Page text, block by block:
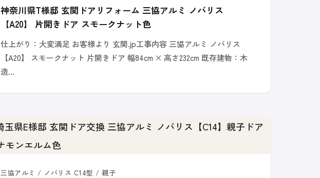
神奈川県T様邸 玄関ドアリフォーム 三協アルミ ノバリス
【A20】 片開きドア スモークナット色
仕上がり：大変満足 お客様より 玄関.jp工事内容 三協アルミ ノバリス
【A20】 スモークナット 片開きドア 幅84cm × 高さ232cm 既存建物：木
造…
三協アルミ / ノバリス C14型 / 親子